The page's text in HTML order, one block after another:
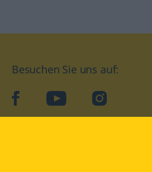
Besuchen Sie uns auf:
facebookYouTube Instagram